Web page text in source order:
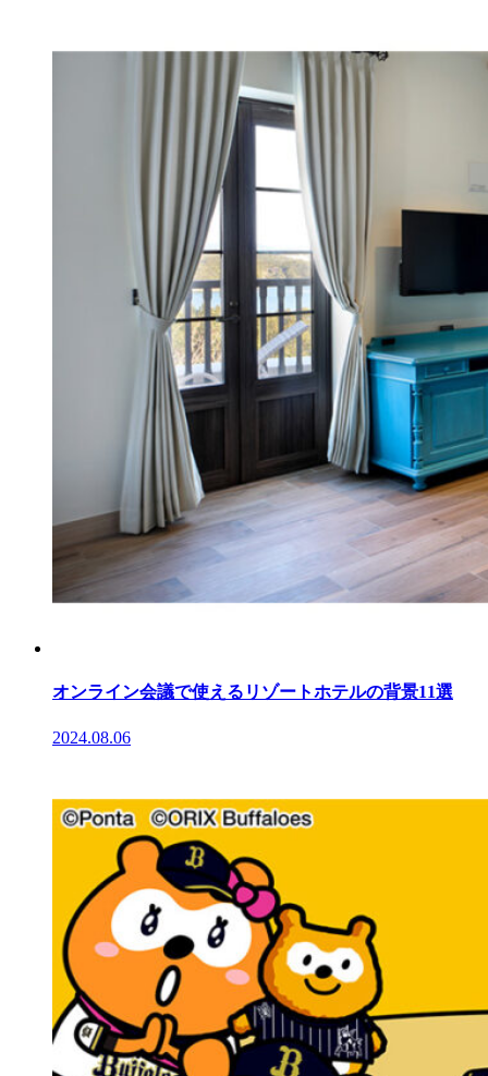
オンライン会議で使えるリゾートホテルの背景11選
2024.08.06